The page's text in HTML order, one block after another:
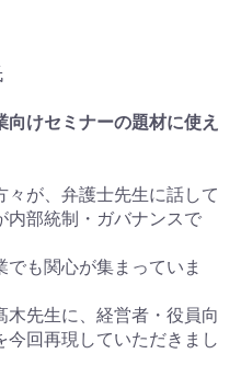
けセミナーの題材に使え
が、弁護士先生に話して
内部統制・ガバナンスで
でも関心が集まっていま
先生に、経営者・役員向
回再現していただきまし